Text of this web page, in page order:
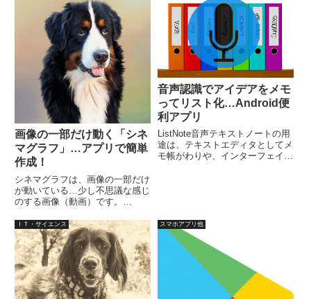
Googleの翻訳レベルは相当上が
ってきていますので、WEBサー
ビスのGoogle翻訳は、...
画像の一部だけ動く「シネ
マグラフ」…アプリで簡単
作成！
シネマグラフは、画像の一部だけ
が動いている…少し不思議な感じ
のする画像（動画）です。
iPhone（iOS）用の無料アプリ
で、簡単に作ることができます。
動かしたい部分をペンツールで塗
りつぶすだけの簡単操作です。
音声認識でアイデアをメモ
ってリスト化…Android便
利アプリ
ListNote音声テキストノートの用
途は、テキストエディタとしてメ
モ帳がわりや、インターフェイス
ＩＴ・サイエンス スマホアプリ他